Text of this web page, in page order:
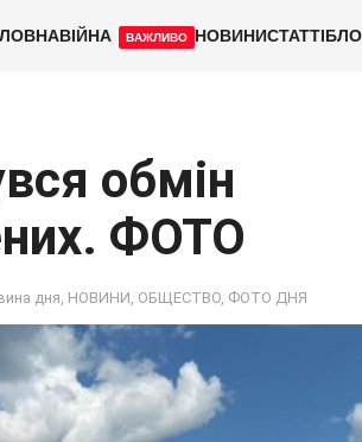
ВІЙНА ВАЖЛИВО НОВИНИСТАТТІ
обмін
ФОТО
дня НОВИНИ ОБЩЕСТВО ФОТО ДНЯ